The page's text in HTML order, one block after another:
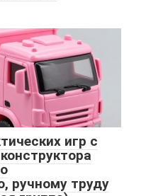
игр с
ручному труду